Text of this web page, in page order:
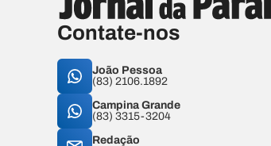
Contate-nos
João Pessoa
(83) 2106.1892
Campina Grande
(83) 3315-3204
Redação